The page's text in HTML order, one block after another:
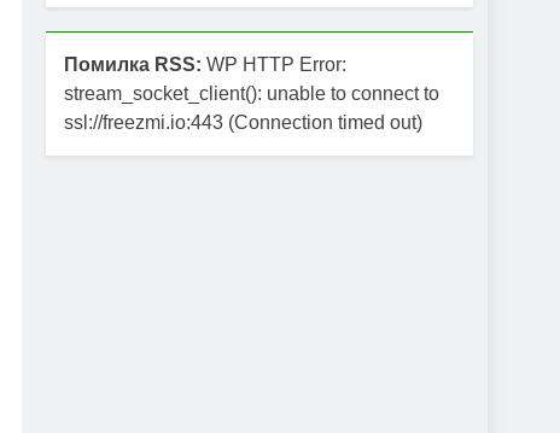
Помилка RSS: WP HTTP Error:
stream_socket_client(): unable to connect to
ssl://freezmi.io:443 (Connection timed out)